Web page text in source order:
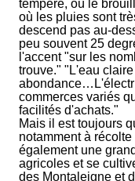
tempéré, où le
où les pluies sont
descend pas au-
peu souvent 25
l'accent "sur les
trouve." "L'eau
commerces variés
facilités d'achats."
Mais il est toujours
notamment à
également une
agricoles et se
des Montaleigne et